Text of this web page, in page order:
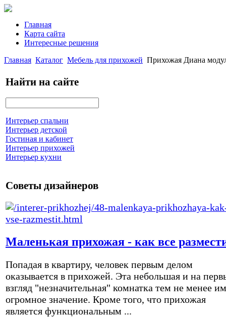
Главная
Карта сайта
Интересные решения
Главная Каталог Мебель для прихожей Прихожая Диана
Найти на сайте
Интерьер спальни
Интерьер детской
Гостиная и кабинет
Интерьер прихожей
Интерьер кухни
Советы дизайнеров
Маленькая прихожая - как все
Попадая в квартиру, человек первым делом
оказывается в прихожей. Эта небольшая и на
взгляд "незначительная" комнатка тем не менее
огромное значение. Кроме того, что прихожая
является функциональным ...